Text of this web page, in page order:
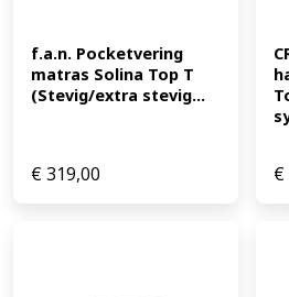
f.a.n. Pocketvering
matras Solina Top T
(Stevig/extra stevig...
€319,00 €